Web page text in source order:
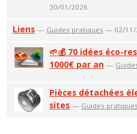
30/01/2026
Liens — Guides pratiques — 02/11/
🌱💰 70 idées éco-
1000€ par an —
Pièces détachées
sites — Guides pratiques